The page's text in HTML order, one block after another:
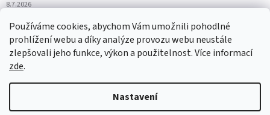
Používáme cookies, abychom Vám umožnili pohodlné
prohlížení webu a díky analýze provozu webu neustále
zlepšovali jeho funkce, výkon a použitelnost. Více informací
zde.
Nastavení
8.7.2026
Nejlepší deskové hry: výběr, který frčí v celém Česku
18.6.2026